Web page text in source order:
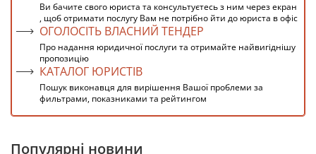
Ви бачите свого юриста та консультуєтесь з ним через екран
, щоб отримати послугу Вам не потрібно йти до юриста в офіс
ОГОЛОСІТЬ ВЛАСНИЙ ТЕНДЕР
Про надання юридичної послуги та отримайте найвигіднішу
пропозицію
КАТАЛОГ ЮРИСТІВ
Пошук виконавця для вирішення Вашої проблеми за
фильтрами, показниками та рейтингом
Популярні новини